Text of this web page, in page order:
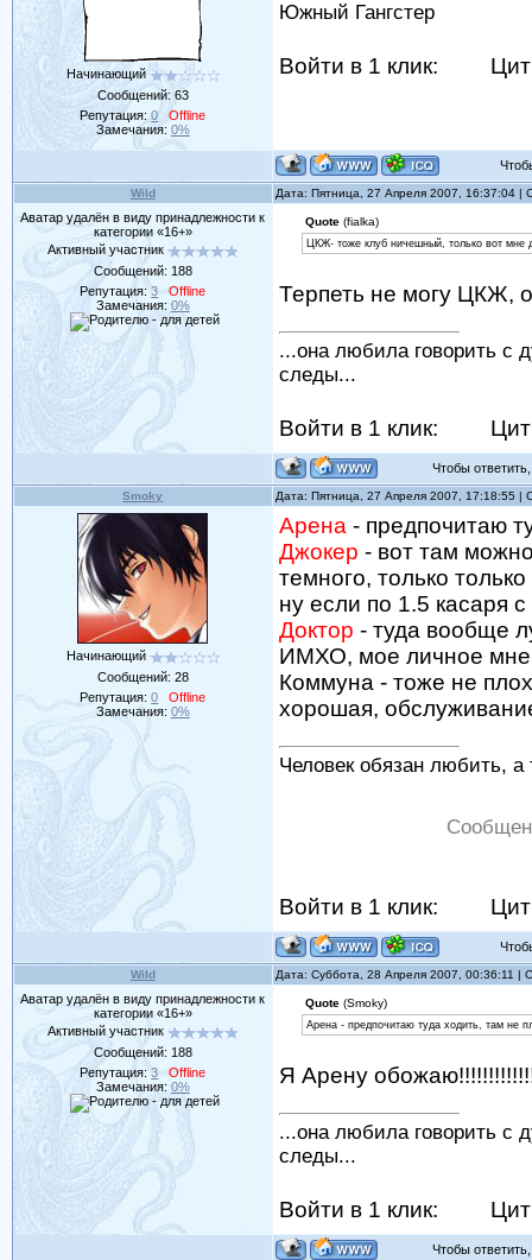
Начинающий
Сообщений: 63
Репутация:0
Offline
Замечания: 0%
Южный Гангстер
Войти в 1 клик:
Wild Дата: Пятница, 27 Апреля 2007, 16:37:04 |
Аватар удалён в виду принадлежности к
категории «16+»
Активный участник
Сообщений: 188
Репутация:3
Offline
Замечания: 0%
Quote(fialka)
ЦКЖ- тоже клуб ничешный, только вот мне
Терпеть не могу ЦКЖ,
...она любила говорить с
следы...
Войти в 1 клик:
Чтобы
Smoky Дата: Пятница, 27 Апреля 2007, 17:18:55 |
Начинающий
Сообщений: 28
Репутация:0
Offline
Замечания: 0%
Арена - предпочитаю
Джокер - вот там
темного, только
ну если по 1.5 касаря
Доктор - туда вообще
ИМХО, мое личное
Коммуна - тоже не
хорошая,
Человек обязан любить,
Войти в 1 клик:
Wild Дата: Суббота, 28 Апреля 2007, 00:36:11 |
Аватар удалён в виду принадлежности к
категории «16+»
Активный участник
Сообщений: 188
Репутация:3
Offline
Замечания: 0%
Quote(Smoky)
Арена - предпочитаю туда ходить, там не
Я Арену
...она любила говорить с
следы...
Войти в 1 клик:
Чтобы